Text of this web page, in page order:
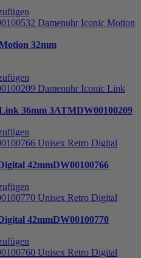
32mm
36mm 3ATMDW00100209
42mmDW00100766
42mmDW00100770